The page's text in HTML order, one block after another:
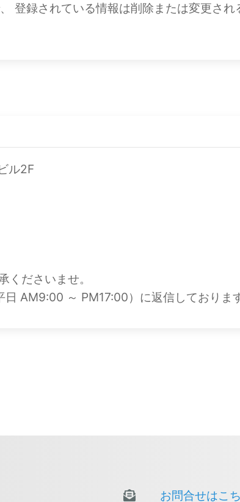
登録されている情報は削除または変更さ
ル2F
ださいませ。
AM9:00 ～ PM17:00）に返信しております
お問合せはこ